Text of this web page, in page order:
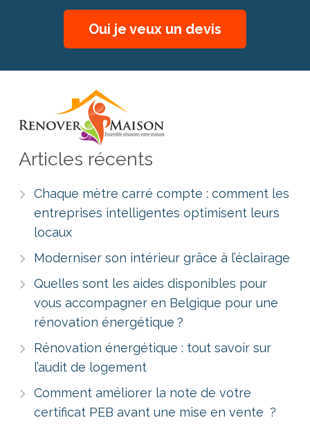
Oui je veux un devis
Articles récents
Chaque mètre carré compte : comment les
entreprises intelligentes optimisent leurs
locaux
Moderniser son intérieur grâce à l’éclairage
Quelles sont les aides disponibles pour
vous accompagner en Belgique pour une
rénovation énergétique ?
Rénovation énergétique : tout savoir sur
l’audit de logement
Comment améliorer la note de votre
certificat PEB avant une mise en vente ?